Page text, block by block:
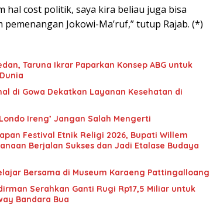
hal cost politik, saya kira beliau juga bisa
Jokowi-Ma’ruf,” tutup Rajab. (*)
Taruna Ikrar Paparkan Konsep ABG untuk
di Gowa Dekatkan Layanan Kesehatan di
Ireng’ Jangan Salah Mengerti
Festival Etnik Religi 2026, Bupati Willem
Berjalan Sukses dan Jadi Etalase Budaya
Bersama di Museum Karaeng Pattingalloang
Serahkan Ganti Rugi Rp17,5 Miliar untuk
Bandara Bua